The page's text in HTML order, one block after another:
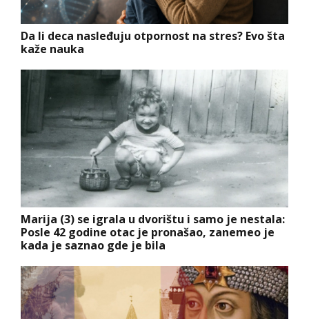
Da li deca nasleđuju otpornost na stres? Evo šta
kaže nauka
Marija (3) se igrala u dvorištu i samo je nestala:
Posle 42 godine otac je pronašao, zanemeo je
kada je saznao gde je bila